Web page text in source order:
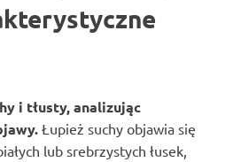
i tłusty, analizując
Łupież suchy objawia się
lub srebrzystych łusek,